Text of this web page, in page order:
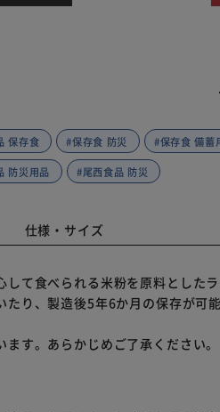
保存食 #保存食 防災 #保存食 備蓄
防災用品 #尾西食品 防災
仕様・サイズ
て食べられる米粉を原料としたラ
り、製造後5年6か月の保存が可
す。あらかじめご了承ください。